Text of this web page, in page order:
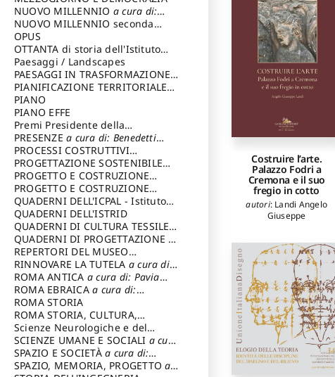
Costruire l’arte.
Palazzo Fodri a
Cremona e il suo
fregio in cotto
autori: Landi Angelo
Giuseppe
NUOVO MILLENNIO a cura di:
Capaldo Pellegrino
NUOVO MILLENNIO seconda
serie
Francesco
OPUS
OTTANTA di storia dell'Istituto
storia dell’Istitutoa cura di:
Cavalieri Patrizia
Paesaggi / Landscapes
PAESAGGI IN TRASFORMAZIONEa
cura di: Corti Enrico A.
PIANIFICAZIONE TERRITORIALE
URBANISTICA ED AMBIENTALE
cura di: Costa Enrico
PIANO
PIANO EFFE
Premi Presidente della
Repubblica
PRESENZEa cura di: Benedetti
Sandro
PROCESSI COSTRUTTIVI
DELL'ARCHITETTURAa cura di:
Ippoliti Alessandro
PROGETTAZIONE SOSTENIBILE
PARTECIPATA
PROGETTO E COSTRUZIONE
DELL’ARCHITETTURA
PROGETTO E COSTRUZIONE
SOSTENIBILE
QUADERNI DELL'ICPAL - Istituto
centrale per il restauro e la
conservazione del patrimonio
archivistico e librario
QUADERNI DELL'ISTRID
QUADERNI DI CULTURA TESSILEa
cura di: Crispolti Livia
QUADERNI DI PROGETTAZIONE a
cura di: Giura Longo Tommaso
REPERTORI DEL MUSEO
CENTRALE DEL RISORGIMENTOa
cura di: Pizzo Marco
RINNOVARE LA TUTELA a cura di:
Cicalò Enrico
ROMA ANTICA a cura di: Pavia
Carlo
ROMA EBRAICAa cura di:
Procaccia Claudio
ROMA STORIA
ROMA STORIA, CULTURA,
IMMAGINEa cura di: Fagiolo
Marcello
Scienze Neurologiche e del
Comportamento
SCIENZE UMANE E SOCIALI a cura
di: Iannizzi Salvatore
SPAZIO E SOCIETÀa cura di:
Cassetti Roberto
SPAZIO, MEMORIA, PROGETTOa